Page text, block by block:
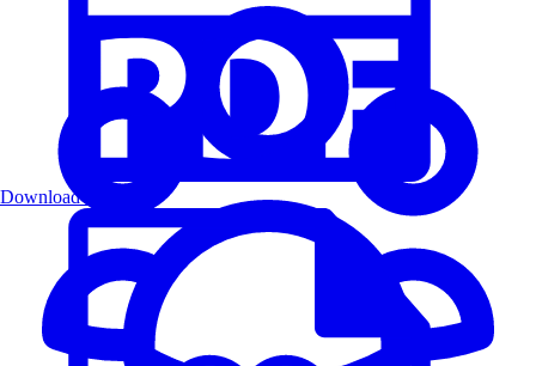
Download PDF